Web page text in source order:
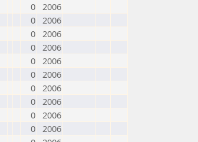
0 2006
0 2006
0 2006
0 2006
0 2006
0 2006
0 2006
0 2006
0 2006
0 2006